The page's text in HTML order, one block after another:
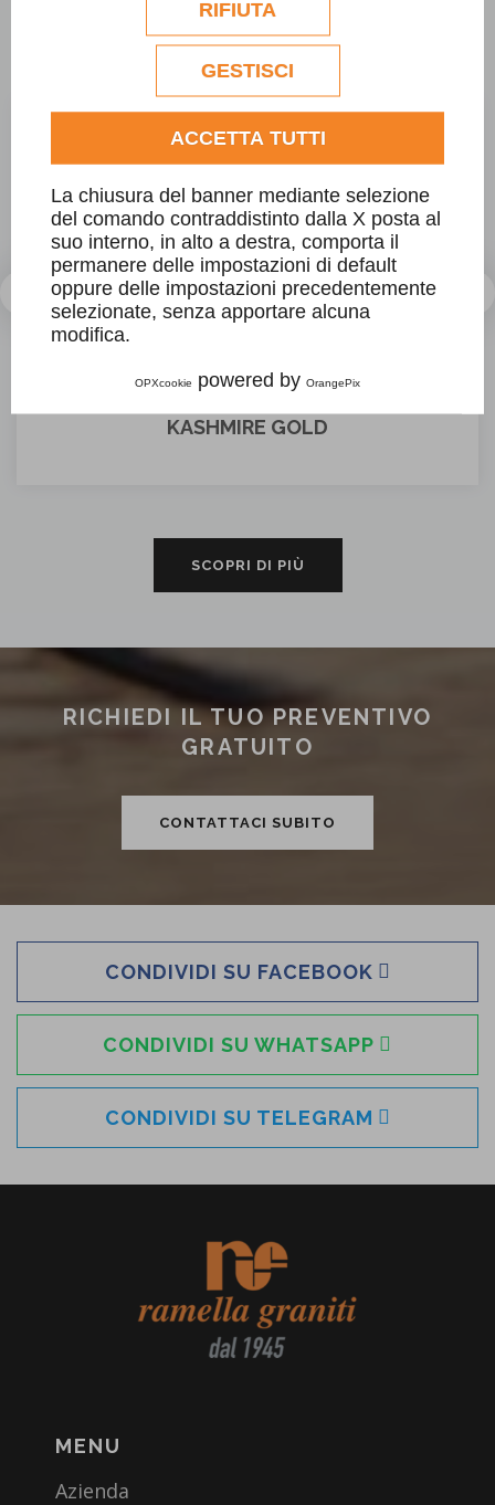
commerciali verranno utilizzati
esclusivamente previa acquisizione del
consenso dell'utente.
Consulta l'informativa cookie completa.
RIFIUTA
GESTISCI
ACCETTA TUTTI
La chiusura del banner mediante selezione
del comando contraddistinto dalla X posta al
suo interno, in alto a destra, comporta il
permanere delle impostazioni di default
oppure delle impostazioni precedentemente
selezionate, senza apportare alcuna
modifica.
OPXcookie powered by OrangePix
PRODOTTI KASHMIRE GOLD
KASHMIRE GOLD
SCOPRI DI PIÙ
RICHIEDI IL TUO PREVENTIVO
GRATUITO
CONTATTACI SUBITO
CONDIVIDI SU FACEBOOK
CONDIVIDI SU WHATSAPP
CONDIVIDI SU TELEGRAM
MENU
Azienda